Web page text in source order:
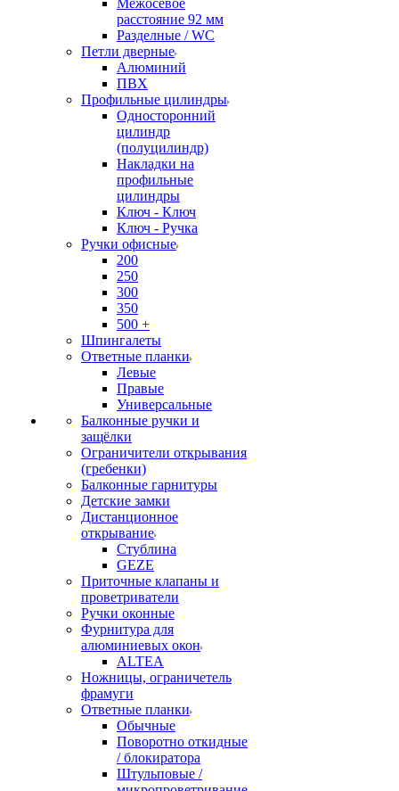
Межосевое
расстояние 92 мм
Разделные / WC
Петли дверные
Алюминий
ПВХ
Профильные цилиндры
Односторонний
цилиндр
(полуцилиндр)
Накладки на
профильные
цилиндры
Ключ - Ключ
Ключ - Ручка
Ручки офисные
200
250
300
350
500 +
Шпингалеты
Ответные планки
Левые
Правые
Универсальные
Балконные ручки и
защёлки
Ограничители открывания
(гребенки)
Балконные гарнитуры
Детские замки
Дистанционное
открывание
Стублина
GEZE
Приточные клапаны и
проветриватели
Ручки оконные
Фурнитура для
алюминиевых окон
ALTEA
Ножницы, ограничетель
фрамуги
Ответные планки
Обычные
Поворотно откидные
/ блокиратора
Штульповые /